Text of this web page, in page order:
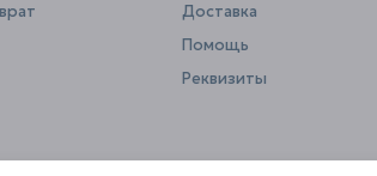
Доставка
Помощь
Реквизиты